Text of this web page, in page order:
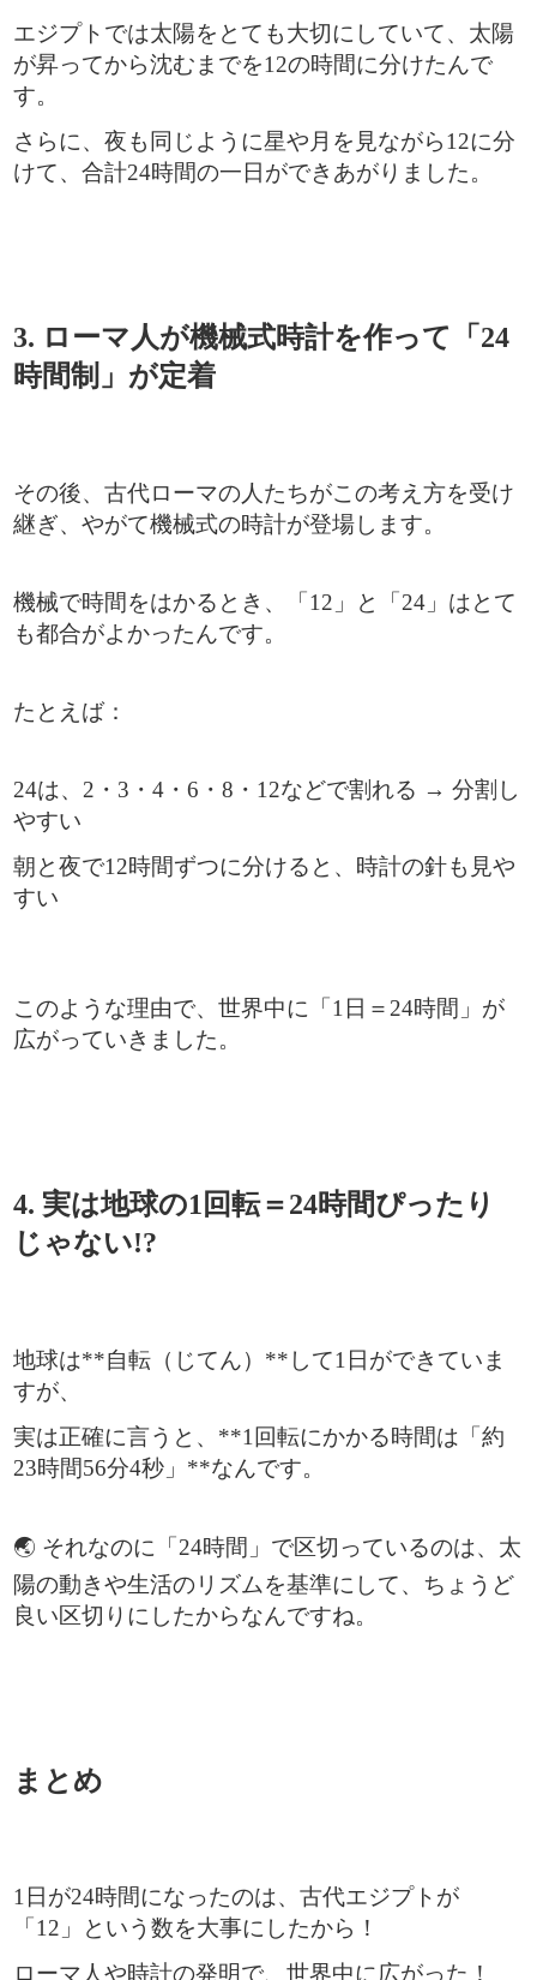
エジプトでは太陽をとても大切にしていて、太陽
が昇ってから沈むまでを12の時間に分けたんで
す。
さらに、夜も同じように星や月を見ながら12に分
けて、合計24時間の一日ができあがりました。
3. ローマ人が機械式時計を作って「24
時間制」が定着
その後、古代ローマの人たちがこの考え方を受け
継ぎ、やがて機械式の時計が登場します。
機械で時間をはかるとき、「12」と「24」はとて
も都合がよかったんです。
たとえば：
24は、2・3・4・6・8・12などで割れる → 分割し
やすい
朝と夜で12時間ずつに分けると、時計の針も見や
すい
このような理由で、世界中に「1日＝24時間」が
広がっていきました。
4. 実は地球の1回転＝24時間ぴったり
じゃない!?
地球は**自転（じてん）**して1日ができていま
すが、
実は正確に言うと、**1回転にかかる時間は「約
23時間56分4秒」**なんです。
🌏 それなのに「24時間」で区切っているのは、太
陽の動きや生活のリズムを基準にして、ちょうど
良い区切りにしたからなんですね。
まとめ
1日が24時間になったのは、古代エジプトが
「12」という数を大事にしたから！
ローマ人や時計の発明で、世界中に広がった！